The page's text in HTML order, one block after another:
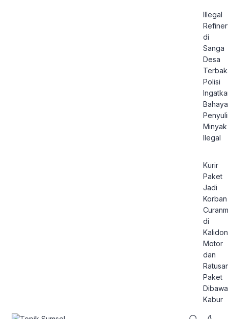
Illegal
di
Sanga
Desa
Polisi
Bahaya
Minyak
Ilegal
Kurir
Paket
Jadi
Korban
di
Motor
dan
Paket
Dibawa
Kabur